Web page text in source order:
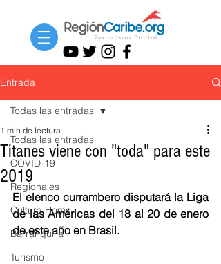
Entrada
Todas las entradas
COVID-19
Regionales
Cultura Home
Barranquilla
Turismo
Todas las entradas
Titanes viene con "toda" para este
2019
1 min de lectura
El elenco currambero disputará la Liga
de las Américas del 18 al 20 de enero
de este año en Brasil.